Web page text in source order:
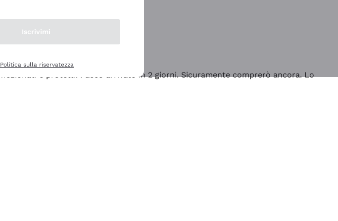
e protetti. Pacco arrivato in 2 giorni. Sicuramente comprerò ancora. Lo
Iscrivimi
Politica sulla riservatezza